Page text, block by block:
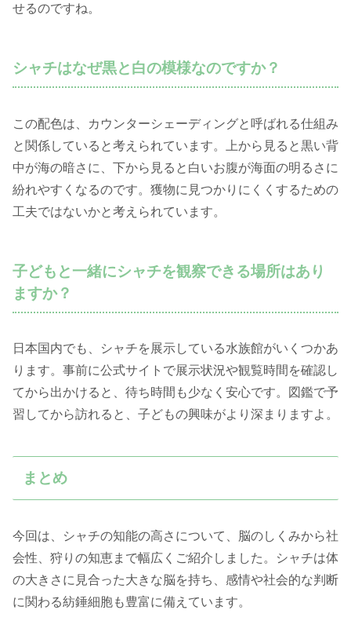
せるのですね。
シャチはなぜ黒と白の模様なのですか？
この配色は、カウンターシェーディングと呼ばれる仕組み
と関係していると考えられています。上から見ると黒い背
中が海の暗さに、下から見ると白いお腹が海面の明るさに
紛れやすくなるのです。獲物に見つかりにくくするための
工夫ではないかと考えられています。
子どもと一緒にシャチを観察できる場所はあり
ますか？
日本国内でも、シャチを展示している水族館がいくつかあ
ります。事前に公式サイトで展示状況や観覧時間を確認し
てから出かけると、待ち時間も少なく安心です。図鑑で予
習してから訪れると、子どもの興味がより深まりますよ。
まとめ
今回は、シャチの知能の高さについて、脳のしくみから社
会性、狩りの知恵まで幅広くご紹介しました。シャチは体
の大きさに見合った大きな脳を持ち、感情や社会的な判断
に関わる紡錘細胞も豊富に備えています。